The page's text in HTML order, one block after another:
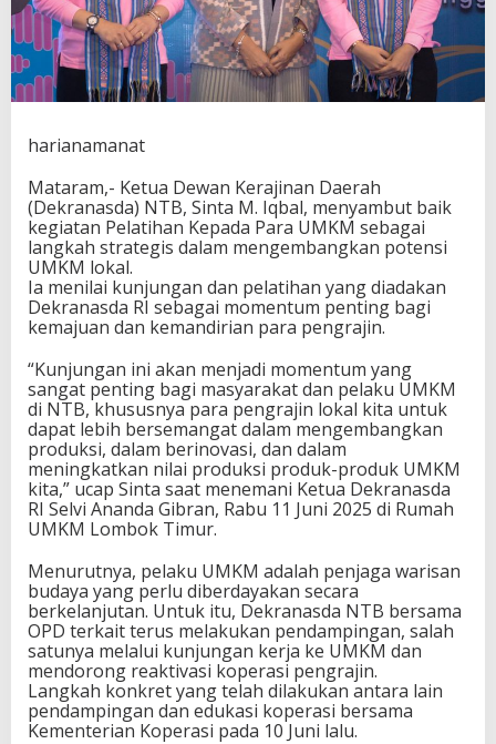
h
S
a
t
u
r
u
m
e
P
e
n
a
g
a
B
u
d
a
y
a
harianamanat
Mataram,- Ketua Dewan Kerajinan Daerah
(Dekranasda) NTB, Sinta M. Iqbal, menyambut baik
kegiatan Pelatihan Kepada Para UMKM sebagai
langkah strategis dalam mengembangkan potensi
UMKM lokal.
Ia menilai kunjungan dan pelatihan yang diadakan
Dekranasda RI sebagai momentum penting bagi
kemajuan dan kemandirian para pengrajin.
“Kunjungan ini akan menjadi momentum yang
sangat penting bagi masyarakat dan pelaku UMKM
di NTB, khususnya para pengrajin lokal kita untuk
dapat lebih bersemangat dalam mengembangkan
produksi, dalam berinovasi, dan dalam
meningkatkan nilai produksi produk-produk UMKM
kita,” ucap Sinta saat menemani Ketua Dekranasda
RI Selvi Ananda Gibran, Rabu 11 Juni 2025 di Rumah
UMKM Lombok Timur.
Menurutnya, pelaku UMKM adalah penjaga warisan
budaya yang perlu diberdayakan secara
berkelanjutan. Untuk itu, Dekranasda NTB bersama
OPD terkait terus melakukan pendampingan, salah
satunya melalui kunjungan kerja ke UMKM dan
mendorong reaktivasi koperasi pengrajin.
Langkah konkret yang telah dilakukan antara lain
pendampingan dan edukasi koperasi bersama
Kementerian Koperasi pada 10 Juni lalu.